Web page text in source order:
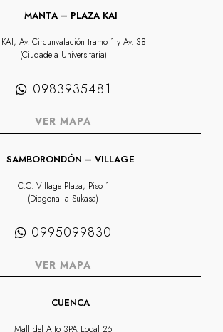
MANTA – PLAZA KAI
KAI, Av. Circunvalación tramo 1 y Av. 38
(Ciudadela Universitaria)
0983935481
VER MAPA
SAMBORONDÓN – VILLAGE
C.C. Village Plaza, Piso 1
(Diagonal a Sukasa)
0995099830
VER MAPA
CUENCA
Mall del Alto 3PA Local 26